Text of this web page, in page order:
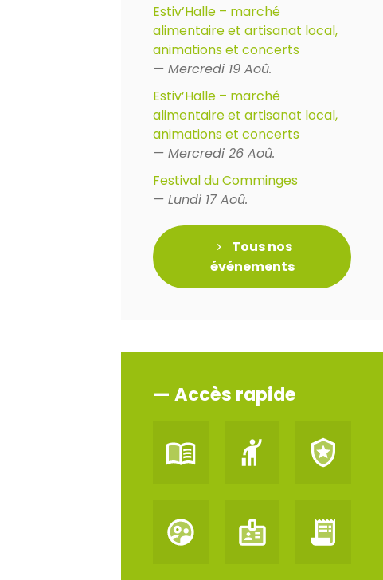
Estiv’Halle – marché
alimentaire et artisanat local,
animations et concerts
— Mercredi 19 Aoû.
Estiv’Halle – marché
alimentaire et artisanat local,
animations et concerts
— Mercredi 26 Aoû.
Festival du Comminges
— Lundi 17 Aoû.
Tous nos
événements
— Accès rapide